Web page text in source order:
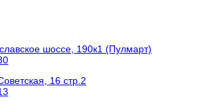
шоссе, 190к1 (Пулмарт)
16 стр.2